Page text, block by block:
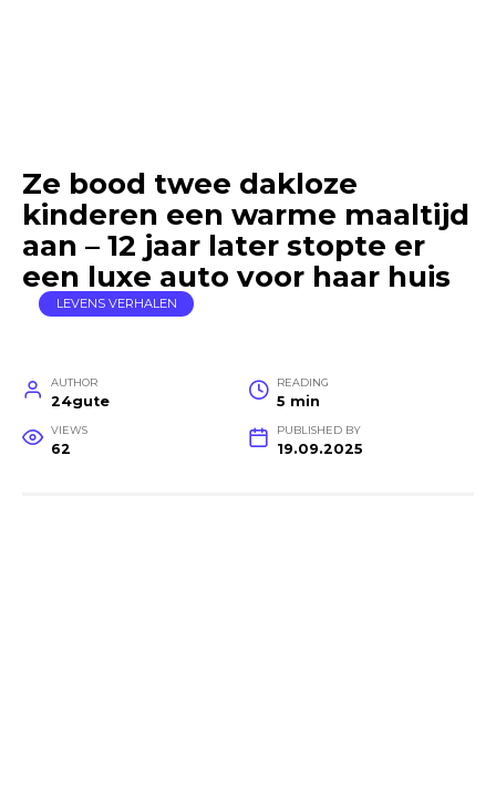
Ze bood twee dakloze
kinderen een warme maaltijd
aan – 12 jaar later stopte er
een luxe auto voor haar huis
LEVENS VERHALEN
AUTHOR
24gute
READING
5 min
VIEWS
62
PUBLISHED BY
19.09.2025